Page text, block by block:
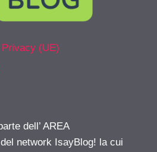
(UE)
dell’ AREA
network IsayBlog! la cui